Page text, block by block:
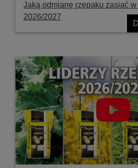
Jaką odmianę rzepaku zasiać
2026/2027